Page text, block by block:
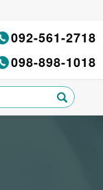
092-561-2718
098-898-1018